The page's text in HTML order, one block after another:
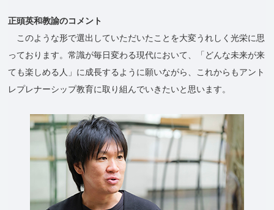
正頭英和教諭のコメント
このような形で選出していただいたことを大変うれしく光栄に思
っております。常識が毎日変わる現代において、「どんな未来が来
ても楽しめる人」に成長するように願いながら、これからもアント
レプレナーシップ教育に取り組んでいきたいと思います。